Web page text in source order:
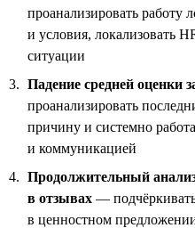
проанализировать работу
и условия, локализовать
ситуации
Падение средней оценки
проанализировать
причину и системно
и коммуникацией
Продолжительный
в отзывах —
в ценностном